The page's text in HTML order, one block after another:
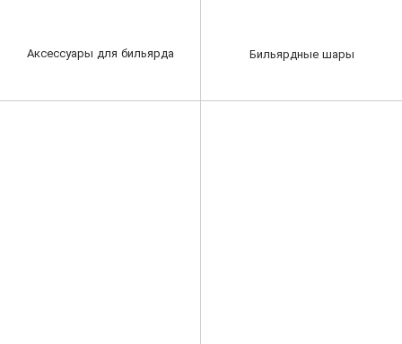
Аксессуары для бильярда Бильярдные шары